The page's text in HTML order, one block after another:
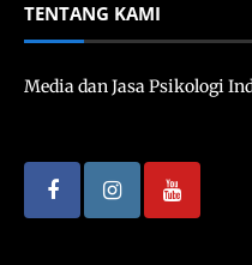
TENTANG KAMI
Media dan Jasa Psikologi